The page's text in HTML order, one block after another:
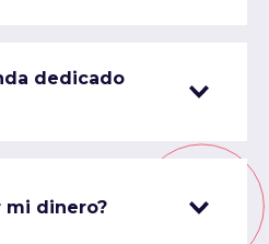
dedicado
mi dinero?